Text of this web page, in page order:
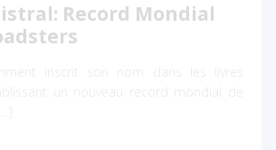
Record Mondial